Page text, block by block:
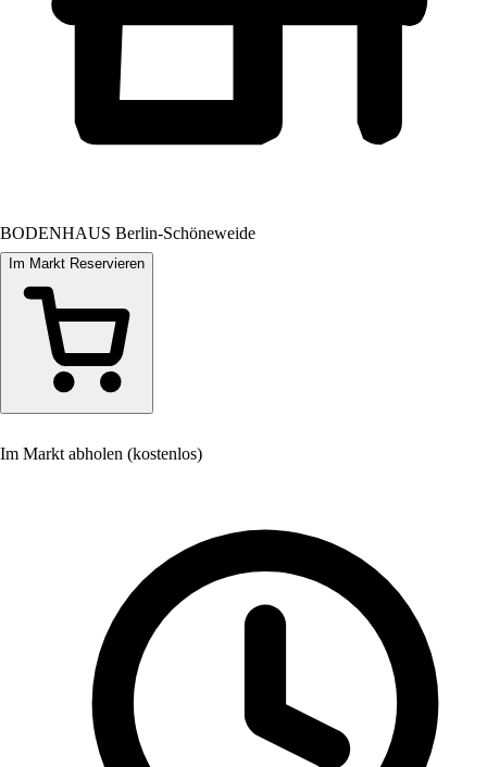
BODENHAUS Berlin-Schöneweide
Im Markt Reservieren
Im Markt abholen (kostenlos)